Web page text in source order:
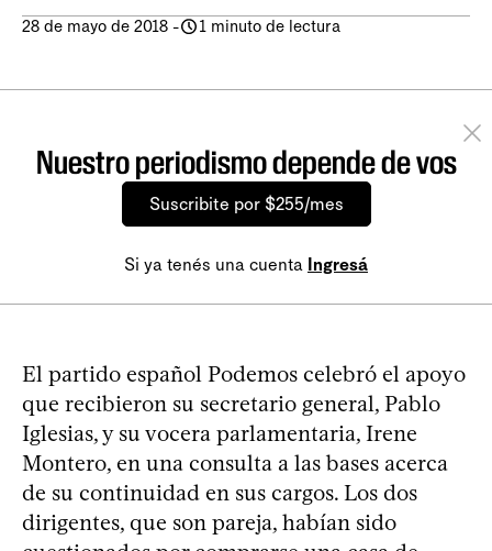
28 de mayo de 2018 - 1 minuto de lectura
Nuestro periodismo depende de vos
Suscribite por $255/mes
Si ya tenés una cuenta Ingresá
El partido español Podemos celebró el apoyo
que recibieron su secretario general, Pablo
Iglesias, y su vocera parlamentaria, Irene
Montero, en una consulta a las bases acerca
de su continuidad en sus cargos. Los dos
dirigentes, que son pareja, habían sido